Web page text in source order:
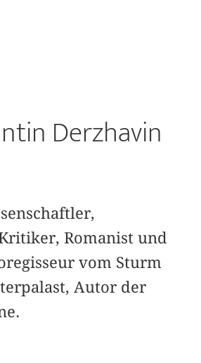
Derzhavin
Romanist und
vom Sturm
Autor der